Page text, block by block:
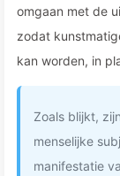
omgaan met de
zodat
kan worden, in
Zoals blijkt,
menselijke
manifestatie